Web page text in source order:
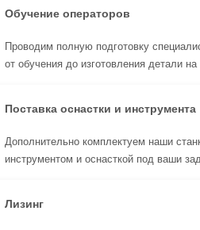
Обучение операторов
Проводим полную подготовку
от обучения до изготовления детали на
Поставка оснастки и инструмента
Дополнительно комплектуем наши
инструментом и оснасткой под ваши
Лизинг